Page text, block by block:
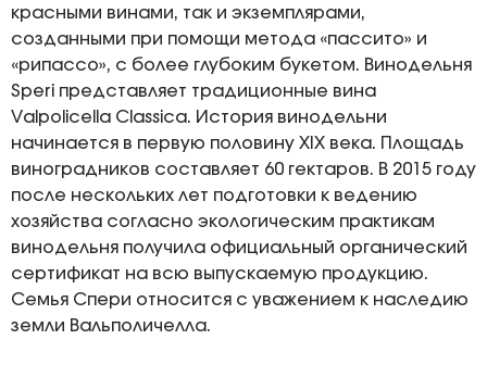
красными винами, так и экземплярами,
созданными при помощи метода «пассито» и
«рипассо», с более глубоким букетом. Винодельня
Speri представляет традиционные вина
Valpolicella Classica. История винодельни
начинается в первую половину XIX века. Площадь
виноградников составляет 60 гектаров. В 2015 году
после нескольких лет подготовки к ведению
хозяйства согласно экологическим практикам
винодельня получила официальный органический
сертификат на всю выпускаемую продукцию.
Семья Спери относится с уважением к наследию
земли Вальполичелла.